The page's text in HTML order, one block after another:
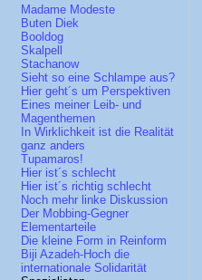
Madame Modeste
Buten Diek
Booldog
Skalpell
Stachanow
Sieht so eine Schlampe aus?
Hier geht´s um Perspektiven
Eines meiner Leib- und
Magenthemen
In Wirklichkeit ist die Realität
ganz anders
Tupamaros!
Hier ist´s schlecht
Hier ist´s richtig schlecht
Noch mehr linke Diskussion
Der Mobbing-Gegner
Elementarteile
Die kleine Form in Reinform
Biji Azadeh-Hoch die
internationale Solidarität